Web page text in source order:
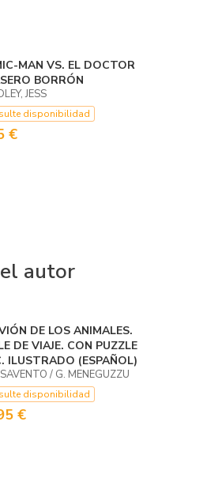
MAN VS. EL DOCTOR
BORRÓN
JESS
disponibilidad
€
autor
DE LOS ANIMALES.
DE VIAJE. CON PUZZLE
ILUSTRADO (ESPAÑOL)
/ G. MENEGUZZU
disponibilidad
€